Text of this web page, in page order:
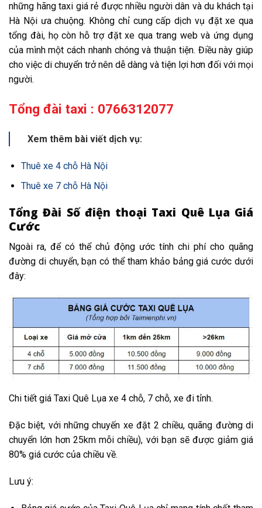
những hãng taxi giá rẻ được nhiều người dân và du khách tại
Hà Nội ưa chuộng. Không chỉ cung cấp dịch vụ đặt xe qua
tổng đài, họ còn hỗ trợ đặt xe qua trang web và ứng dụng
của mình một cách nhanh chóng và thuận tiện. Điều này giúp
cho việc di chuyển trở nên dễ dàng và tiện lợi hơn đối với mọi
người.
Tổng đài taxi : 0766312077
Xem thêm bài viết dịch vụ:
Thuê xe 4 chỗ Hà Nội
Thuê xe 7 chỗ Hà Nội
Tổng Đài Số điện thoại Taxi Quê Lụa Giá
Cước
Ngoài ra, để có thể chủ động ước tính chi phí cho quãng
đường di chuyển, bạn có thể tham khảo bảng giá cước dưới
đây:
Chi tiết giá Taxi Quê Lụa xe 4 chỗ, 7 chỗ, xe đi tỉnh.
Đặc biệt, với những chuyến xe đặt 2 chiều, quãng đường di
chuyển lớn hơn 25km mỗi chiều), với bạn sẽ được giảm giá
80% giá cước của chiều về.
Lưu ý: